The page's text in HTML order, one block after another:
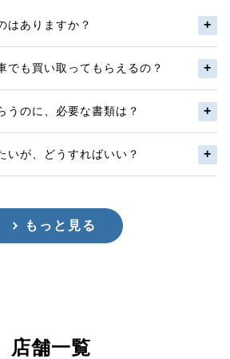
はありますか？
でも買い取ってもらえるの？
うのに、必要な書類は？
いが、どうすればいい？
もっと見る
店舗一覧